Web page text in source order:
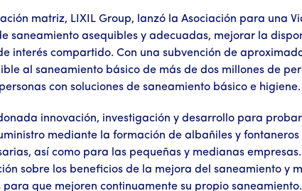
matriz, LIXIL Group, lanzó la Asociación para una
saneamiento asequibles y adecuadas, mejorar la
interés compartido. Con una subvención de
al saneamiento básico de más de dos millones de
con soluciones de saneamiento básico e higiene.
innovación, investigación y desarrollo para
mediante la formación de albañiles y
así como para las pequeñas y medianas
sobre los beneficios de la mejora del saneamiento
que mejoren continuamente su propio